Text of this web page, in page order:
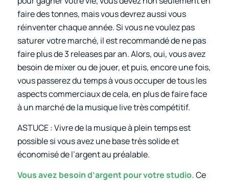
faire des tonnes, mais vous devrez aussi vous
réinventer chaque année. Si vous ne voulez pas
saturer votre marché, il est recommandé de ne pas
faire plus de 3 releases par an. Alors, oui, vous avez
besoin de mixer ou de jouer, et puis, encore une fois,
vous passerez du temps à vous occuper de tous les
aspects commerciaux de cela, en plus de faire face
à un marché de la musique live très compétitif.
ASTUCE : Vivre de la musique à plein temps est
possible si vous avez une base très solide et
économisé de l’argent au préalable.
Vous avez besoin d’argent pour votre studio.Ce